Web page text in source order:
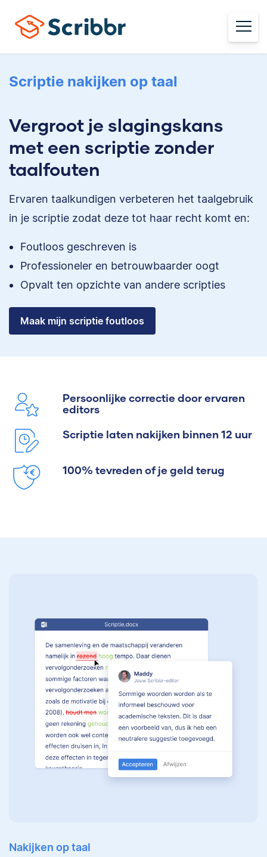
Scriptie nakijken op taal
Vergroot je slagingskans
met een scriptie zonder
taalfouten
Ervaren taalkundigen verbeteren het taalgebruik
in je scriptie zodat deze tot haar recht komt en:
Foutloos geschreven is
Professioneler en betrouwbaarder oogt
Opvalt ten opzichte van andere scripties
Maak mijn scriptie foutloos
Persoonlijke correctie door ervaren
editors
Scriptie laten nakijken binnen 12 uur
100% tevreden of je geld terug
Nakijken op taal